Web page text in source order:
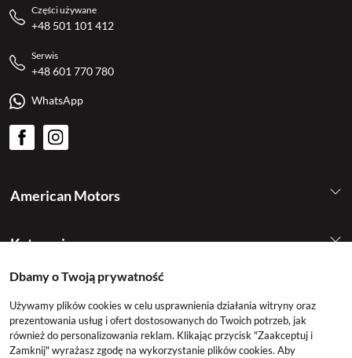
American Motors
Kategorie
Części używane
+48 501 101 412
Serwis
+48 601 770 780
WhatsApp
Dbamy o Twoją prywatność
Używamy plików cookies w celu usprawnienia działania witryny oraz
prezentowania usług i ofert dostosowanych do Twoich potrzeb, jak
również do personalizowania reklam. Klikając przycisk "Zaakceptuj i
Zamknij" wyrażasz zgodę na wykorzystanie plików cookies. Aby